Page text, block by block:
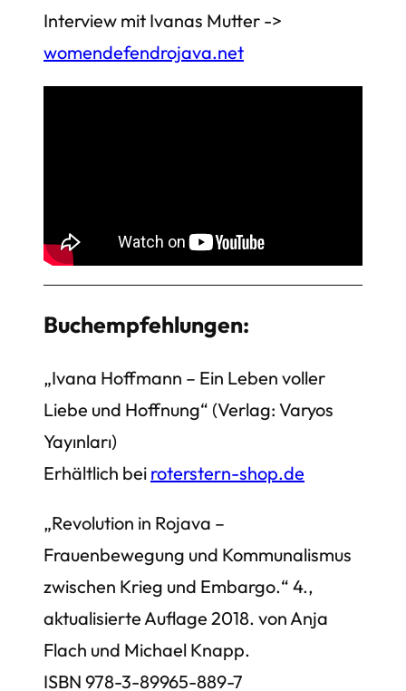
Interview mit Ivanas Mutter ->
womendefendrojava.net
Buchempfehlungen:
„Ivana Hoffmann – Ein Leben voller
Liebe und Hoffnung“ (Verlag: Varyos
Yayınları)
Erhältlich bei roterstern-shop.de
„Revolution in Rojava –
Frauenbewegung und Kommunalismus
zwischen Krieg und Embargo.“ 4.,
aktualisierte Auflage 2018. von Anja
Flach und Michael Knapp.
ISBN 978-3-89965-889-7